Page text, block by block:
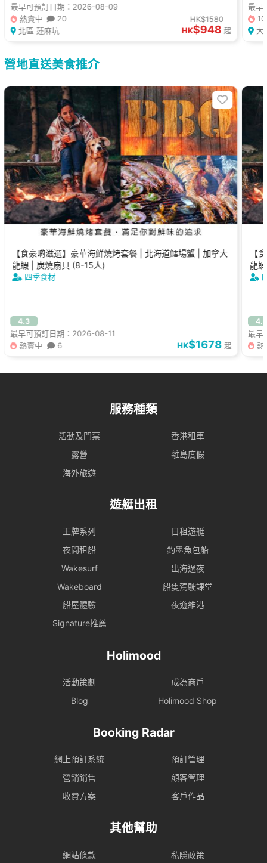
最早可預訂日期：2026-08-09
熱賣中
20
北區 蓮麻坑
HK$1580
HK$948 起
最早
大
營地直送美食推介
【食豪啲滋選】豪華海鮮燒烤套餐 | 北海道鱈場蟹 | 加拿大
龍蝦 | 炭燒扇貝 (8-15人)
四季食材
4.3
最早可預訂日期：2026-08-11
熱賣中
6 HK$1678 起
【
龍
4.3
最早
服務種類
活動及門票
香港租車
露營
離島度假
海外旅遊
遊艇出租
王牌系列
日租遊艇
夜間租船
釣墨魚包船
Wakesurf
出海過夜
Wakeboard
船隻駕駛課堂
船屋體驗
夜遊維港
Signature推薦
Holimood
活動策劃
成為商戶
Blog
Holimood Shop
Booking Radar
網上預訂系統
預訂管理
營銷銷售
顧客管理
收費方案
客戶作品
其他幫助
網站條款 私隱政策